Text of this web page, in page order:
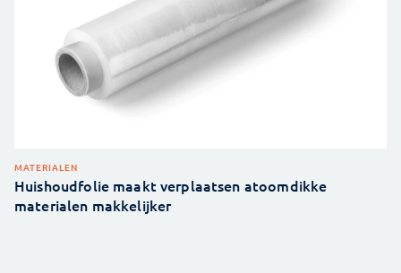
MATERIALEN
Huishoudfolie maakt verplaatsen atoomdikke
materialen makkelijker